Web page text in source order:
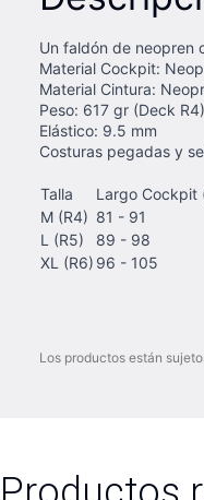
Un faldón de neopren
Material Cockpit:
Material Cintura:
Peso: 617 gr (Deck R4)
Elástico: 9.5 mm
Costuras pegadas y
Talla Largo Cockpit
M (R4) 81 - 91
L (R5)
89 - 98
XL (R6) 96 - 105
Los productos están